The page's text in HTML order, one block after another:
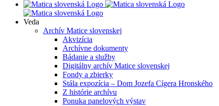
Veda
Archív Matice slovenskej
Akvizícia
Archívne dokumenty
Bádanie a služby
Digitálny archív Matice slovenskej
Fondy a zbierky
Stála expozícia – Dom Jozefa Cígera Hronského
Z histórie archívu
Ponuka panelových výstav